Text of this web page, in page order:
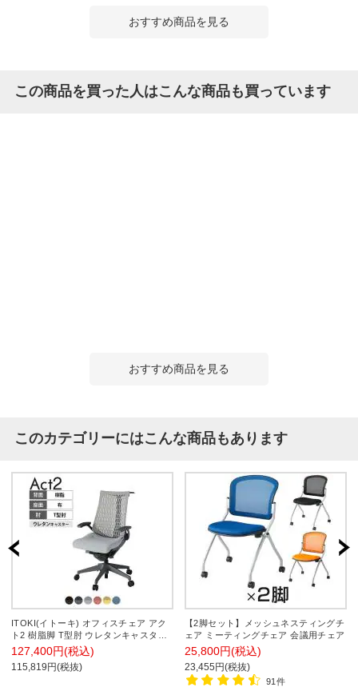
おすすめ商品を見る
この商品を買った人はこんな商品も買っています
おすすめ商品を見る
このカテゴリーにはこんな商品もあります
ITOKI(イトーキ) オフィスチェア アク
ト2 樹脂脚 T型肘 ウレタンキャスター
事務椅子 デスクチェア ハンガー付き
再生ポリエステル W2
127,400円(税込)
115,819円(税抜)
【2脚セット】メッシュネスティングチ
ェア ミーティングチェア 会議用チェア
25,800円(税込)
23,455円(税抜)
91件